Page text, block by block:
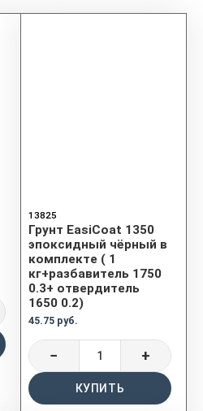
13825
Грунт EasiCoat 1350
эпоксидный чёрный в
комплекте ( 1
кг+разбавитель 1750
0.3+ отвердитель
1650 0.2)
45.75 руб.
− +
КУПИТЬ